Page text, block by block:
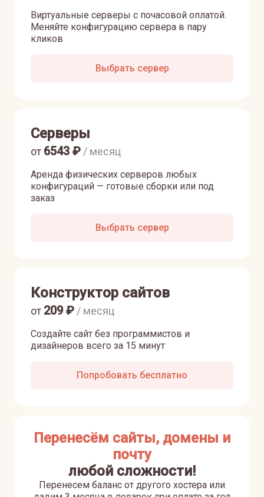
Виртуальные серверы с почасовой оплатой.
Меняйте конфигурацию сервера в пару
кликов
Выбрать сервер
Серверы
Аренда физических серверов любых
конфигураций — готовые сборки или под
заказ
от 6543 ₽ / месяц
Выбрать сервер
Конструктор сайтов
Создайте сайт без программистов и
дизайнеров всего за 15 минут
от 209₽ / месяц
Попробовать бесплатно
Перенесём сайты, домены и
почту
любой сложности!
Перенесем баланс от другого хостера или